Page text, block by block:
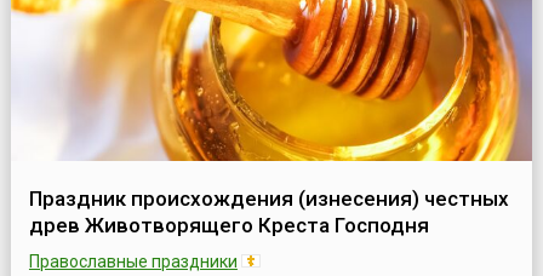
Праздник происхождения (изнесения) честных
древ Животворящего Креста Господня
Православные праздники